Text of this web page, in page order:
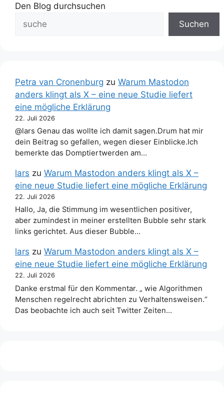
Den Blog durchsuchen
Suchen
Petra van Cronenburg zu Warum Mastodon
anders klingt als X – eine neue Studie liefert
eine mögliche Erklärung
22. Juli 2026
@lars Genau das wollte ich damit sagen.Drum hat mir
dein Beitrag so gefallen, wegen dieser Einblicke.Ich
bemerkte das Domptiertwerden am…
lars zu Warum Mastodon anders klingt als X –
eine neue Studie liefert eine mögliche Erklärung
22. Juli 2026
Hallo, Ja, die Stimmung im wesentlichen positiver,
aber zumindest in meiner erstellten Bubble sehr stark
links gerichtet. Aus dieser Bubble…
lars zu Warum Mastodon anders klingt als X –
eine neue Studie liefert eine mögliche Erklärung
22. Juli 2026
Danke erstmal für den Kommentar. „ wie Algorithmen
Menschen regelrecht abrichten zu Verhaltensweisen.“
Das beobachte ich auch seit Twitter Zeiten…